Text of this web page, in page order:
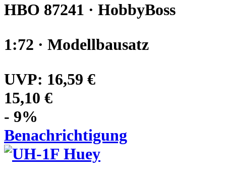
HBO 87241 · HobbyBoss
1:72 · Modellbausatz
UVP: 16,59 €
15,10 €
- 9%
Benachrichtigung